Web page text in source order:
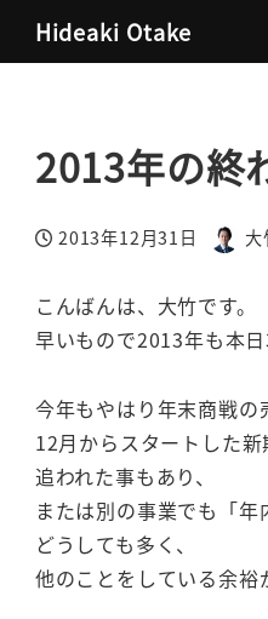
Hideaki Otake
大竹秀明 公式サイト
2013年の終
投稿日
2013年12月31日
著
こんばんは、大竹です。
早いもので2013年も本日
今年もやはり年末商戦の
12月からスタートした
追われた事もあり、
または別の事業でも「
どうしても多く、
他のことをしている余裕